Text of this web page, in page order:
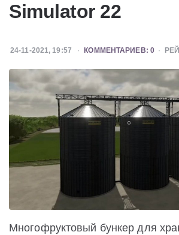
Simulator 22
24-11-2021, 19:57 КОММЕНТАРИЕВ: 0
Многофруктовый бункер для